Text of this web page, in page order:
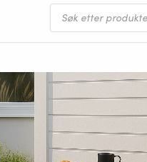
Products
search